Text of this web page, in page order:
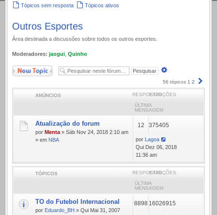
Tópicos sem resposta Tópicos ativos
Outros Esportes
Área destinada a discussões sobre todos os outros esportes.
Moderadores: jaogui Quinho
Novo Tópico
56 tópicos 1 2
ANÚNCIOS RESPOSTASEXIBIÇÕES
ÚLTIMA
MENSAGEM
Atualização do forum
por Menta » Sáb Nov 24, 2018 2:10 am
» em NBA
12 375405
por
Lagoa
Qui Dez 06, 2018
11:36 am
TÓPICOS RESPOSTASEXIBIÇÕES
ÚLTIMA
MENSAGEM
TO do Futebol Internacional
por Eduardo_BH » Qui Mai 31, 2007
8898 16026915